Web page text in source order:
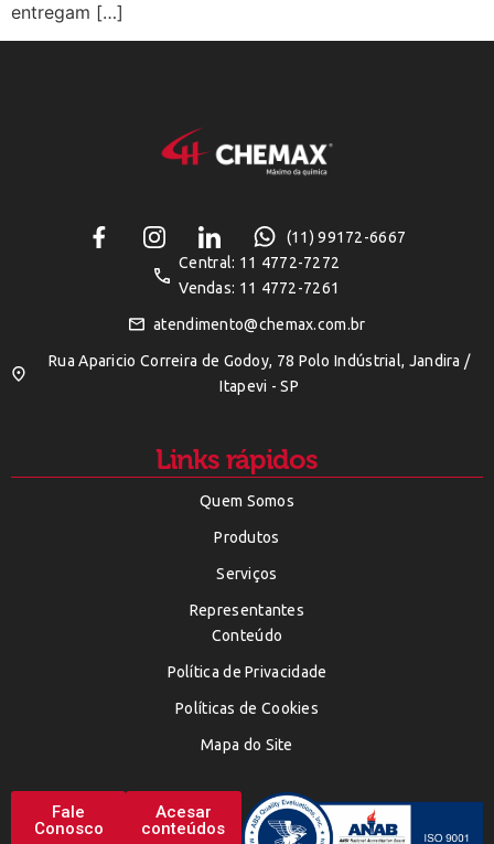
entregam […]
(11) 99172-6667
Central: 11 4772-7272
Vendas: 11 4772-7261
atendimento@chemax.com.br
Rua Aparicio Correira de Godoy, 78 Polo Indústrial, Jandira /
Itapevi - SP
Links rápidos
Quem Somos
Produtos
Serviços
Representantes
Conteúdo
Política de Privacidade
Políticas de Cookies
Mapa do Site
Fale
Conosco
Acesar
conteúdos